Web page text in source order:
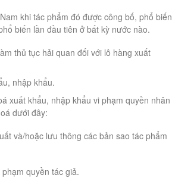
khi tác phẩm đó được công bố, phổ biến
biến lần đầu tiên ở bất kỳ nước nào.
thủ tục hải quan đối với lô hàng xuất
nhập khẩu.
xuất khẩu, nhập khẩu vi phạm quyền nhân
dưới đây:
và/hoặc lưu thông các bản sao tác phẩm
quyền tác giả.